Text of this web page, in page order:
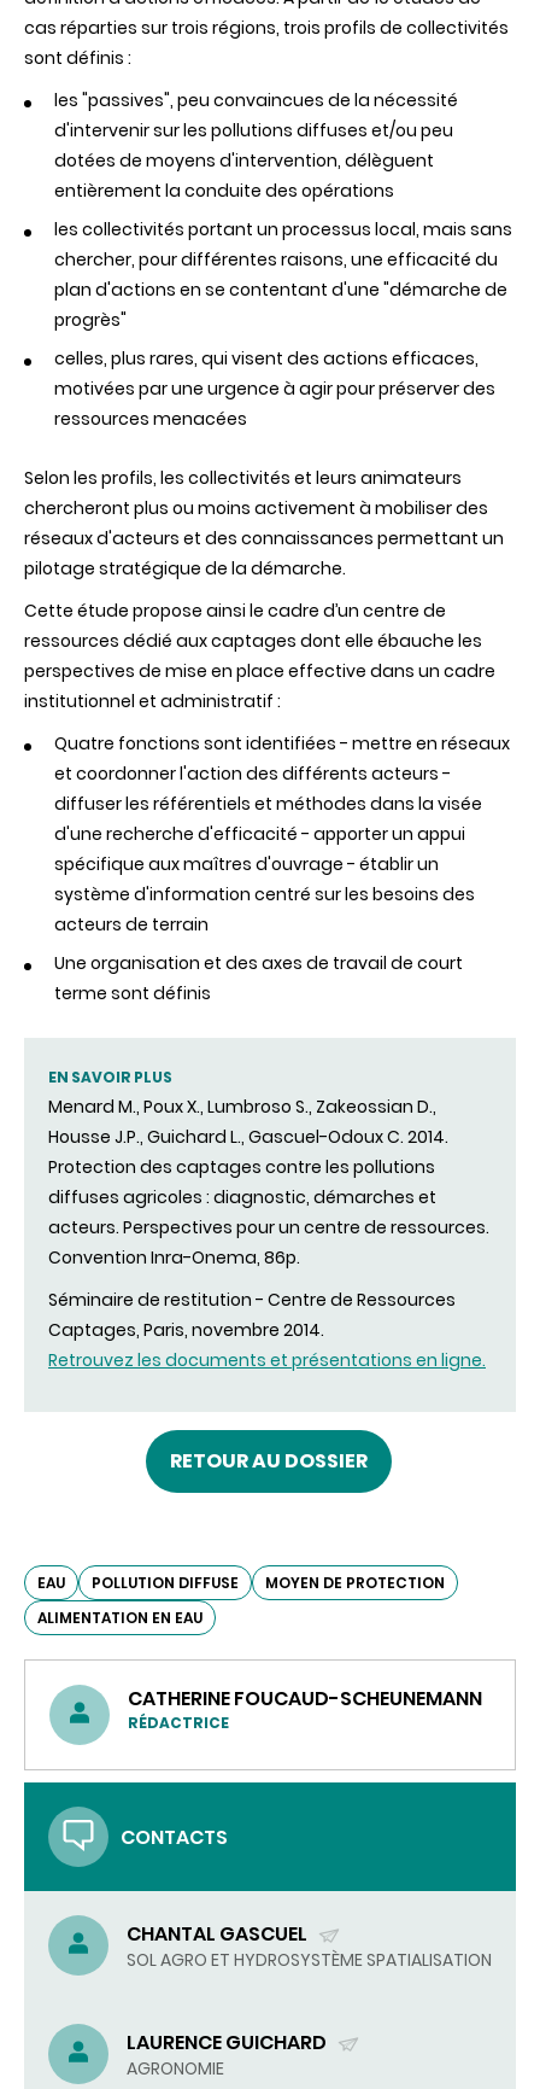
cas réparties sur trois régions, trois profils de collectivités
sont définis :
les "passives", peu convaincues de la nécessité
d'intervenir sur les pollutions diffuses et/ou peu
dotées de moyens d'intervention, délèguent
entièrement la conduite des opérations
les collectivités portant un processus local, mais sans
chercher, pour différentes raisons, une efficacité du
plan d'actions en se contentant d'une "démarche de
progrès"
celles, plus rares, qui visent des actions efficaces,
motivées par une urgence à agir pour préserver des
ressources menacées
Selon les profils, les collectivités et leurs animateurs
chercheront plus ou moins activement à mobiliser des
réseaux d'acteurs et des connaissances permettant un
pilotage stratégique de la démarche.
Cette étude propose ainsi le cadre d’un centre de
ressources dédié aux captages dont elle ébauche les
perspectives de mise en place effective dans un cadre
institutionnel et administratif :
Quatre fonctions sont identifiées - mettre en réseaux
et coordonner l'action des différents acteurs -
diffuser les référentiels et méthodes dans la visée
d'une recherche d'efficacité - apporter un appui
spécifique aux maîtres d'ouvrage - établir un
système d'information centré sur les besoins des
acteurs de terrain
Une organisation et des axes de travail de court
terme sont définis
EN SAVOIR PLUS
Menard M., Poux X., Lumbroso S., Zakeossian D.,
Housse J.P., Guichard L., Gascuel-Odoux C. 2014.
Protection des captages contre les pollutions
diffuses agricoles : diagnostic, démarches et
acteurs. Perspectives pour un centre de ressources.
Convention Inra-Onema, 86p.
Séminaire de restitution - Centre de Ressources
Captages, Paris, novembre 2014.
Retrouvez les documents et présentations en ligne.
RETOUR AU DOSSIER
EAU POLLUTION DIFFUSE
MOYEN DE PROTECTION
ALIMENTATION EN EAU
CATHERINE FOUCAUD-SCHEUNEMANN
RÉDACTRICE
CONTACTS
CHANTAL GASCUEL
(ENVOYER
SOL AGRO ET HYDROSYSTÈME SPATIALISATION
LAURENCE GUICHARD
(ENVOYER
AGRONOMIE